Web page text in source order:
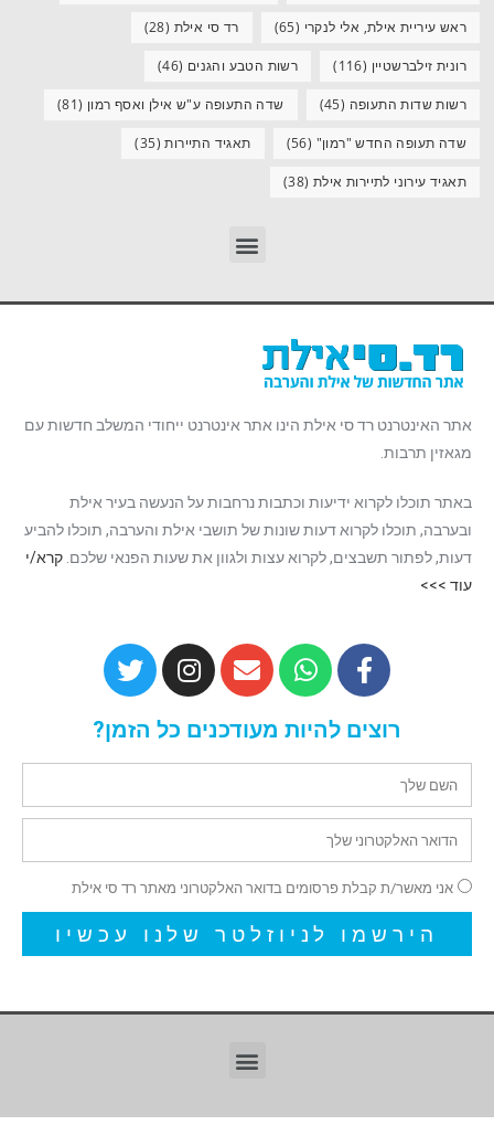
ראש עיריית אילת, אלי לנקרי (65) רד סי אילת (28)
רונית זילברשטיין (116) רשות הטבע והגנים (46)
רשות שדות התעופה (45) שדה התעופה ע"ש אילן ואסף רמון (81)
שדה תעופה החדש "רמון" (56) תאגיד התיירות(35)
תאגיד עירוני לתיירות אילת (38)
אתר האינטרנט רד סי אילת הינו אתר אינטרנט ייחודי המשלב חדשות עם
מגאזין תרבות.
באתר תוכלו לקרוא ידיעות וכתבות נרחבות על הנעשה בעיר אילת
ובערבה, תוכלו לקרוא דעות שונות של תושבי אילת והערבה, תוכלו להביע
דעות, לפתור תשבצים, לקרוא עצות ולגוון את שעות הפנאי שלכם. קרא/י
עוד >>>
רוצים להיות מעודכנים כל הזמן?
אני מאשר/ת קבלת פרסומים בדואר האלקטרוני מאתר רד סי אילת
הירשמו לניוזלטר שלנו עכשיו